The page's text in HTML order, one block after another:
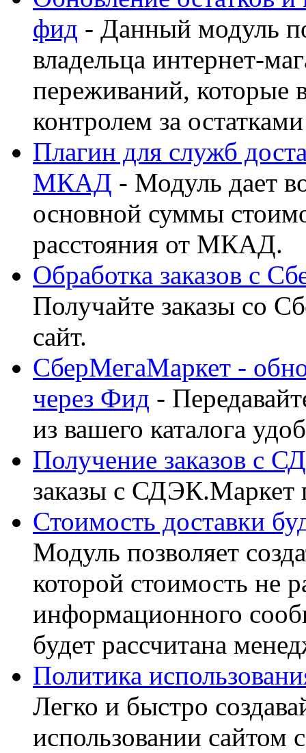
фид - Данный модуль
владельца интернет-
переживаний, которые
контролем за
Плагин для служб
МКАД - Модуль дает
основной суммы
расстояния от МКАД.
Обработка заказов с
Получайте заказы со
сайт.
СберМегаМаркет -
через Фид -
из вашего каталога
Получение заказов с
заказы с СДЭК.Маркет
Стоимость доставки
Модуль позволяет
которой стоимость не
информационного
будет рассчитана
Политика
Легко и быстро
использовании сайтом